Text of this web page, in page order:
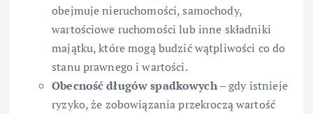
obejmuje nieruchomości, samochody,
wartościowe ruchomości lub inne składniki
majątku, które mogą budzić wątpliwości co do
stanu prawnego i wartości.
Obecność długów spadkowych– gdy istnieje
ryzyko, że zobowiązania przekroczą wartość